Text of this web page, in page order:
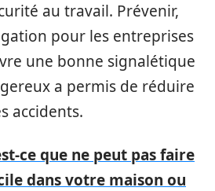
au travail. Prévenir,
pour les entreprises
une bonne signalétique
a permis de réduire
accidents.
ce que ne peut pas faire
dans votre maison ou